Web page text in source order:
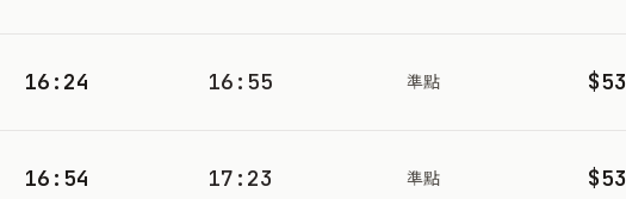
16:24 16:55 準點 $53
16:54 17:23 準點 $53